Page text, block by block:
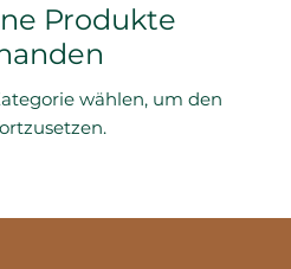
Produkte
wählen, um den